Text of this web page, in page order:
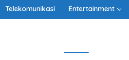
Telekomunikasi Entertainment